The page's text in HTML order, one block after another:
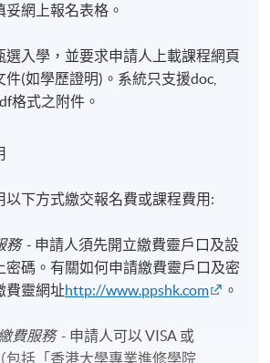
網上報名表格。
選入學，並要求申請人上載課程網頁
件(如學歷證明)。系統只支援doc,
格式之附件。
以下方式繳交報名費或課程費用:
務- 申請人須先開立繳費靈戶口及設
密碼。有關如何申請繳費靈戶口及密
費靈網址http://www.ppshk.com 。
費服務- 申請人可以 VISA 或
包括「香港大學專業進修學院